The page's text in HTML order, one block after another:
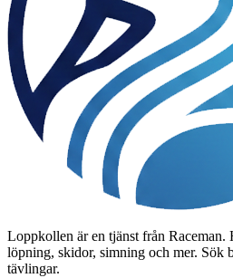
Loppkollen är en tjänst från
löpning, skidor, simning och mer. Sök
tävlingar.